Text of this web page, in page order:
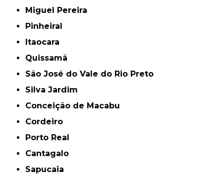
Miguel Pereira
Pinheiral
Itaocara
Quissamã
São José do Vale do Rio Preto
Silva Jardim
Conceição de Macabu
Cordeiro
Porto Real
Cantagalo
Sapucaia